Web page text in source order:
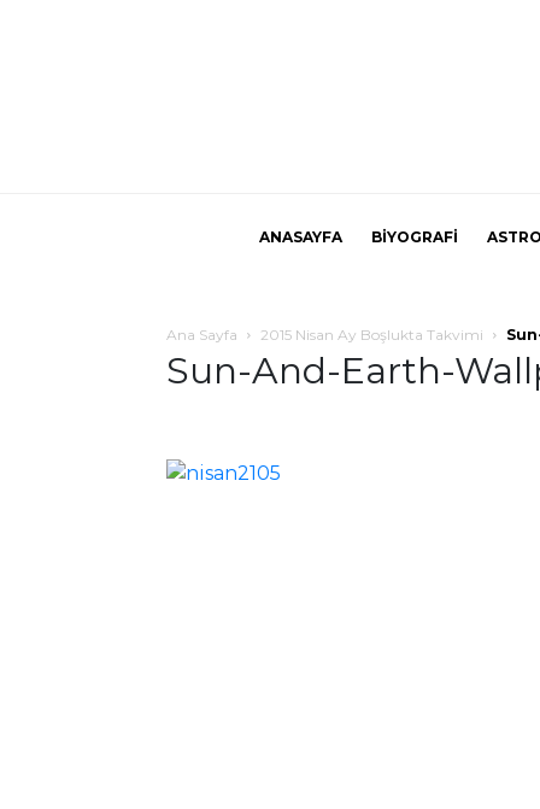
ANASAYFA BİYOGRAFİ
Ana Sayfa 2015 Nisan Ay Boşlukta Takvimi
Sun-And-Earth-